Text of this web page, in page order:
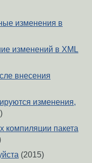
изменения в
изменений в XML
внесения
изменения,
компиляции пакета
(2015)